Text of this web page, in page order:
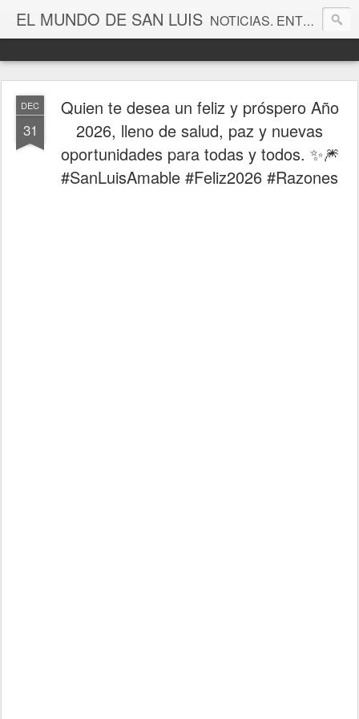
EL MUNDO DE SAN LUIS NOTICIAS. ENTRETENIMIENTO. EDITORIALES. CANAL DE VÍDEOS. GALERÍA DE FOTOGRAFÍAS.
DEC
31
Quien te desea un feliz y próspero Año
2026, lleno de salud, paz y nuevas
oportunidades para todas y todos. ✨🎆
#SanLuisAmable #Feliz2026 #Razones